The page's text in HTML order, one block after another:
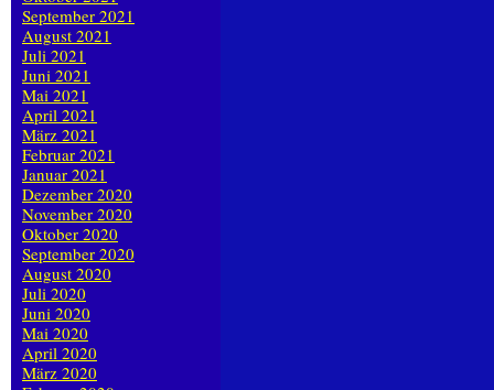
September 2021
August 2021
Juli 2021
Juni 2021
Mai 2021
April 2021
März 2021
Februar 2021
Januar 2021
Dezember 2020
November 2020
Oktober 2020
September 2020
August 2020
Juli 2020
Juni 2020
Mai 2020
April 2020
März 2020